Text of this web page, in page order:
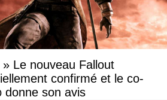
Le nouveau Fallout
confirmé et le co-
donne son avis